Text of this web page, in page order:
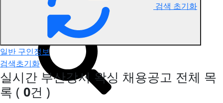
부산강서 왁싱 구인정보
검색 초기화
일반 구인정보
검색초기화
실시간 부산강서 왁싱 채용공고 전체 목
록 ( 0건 )